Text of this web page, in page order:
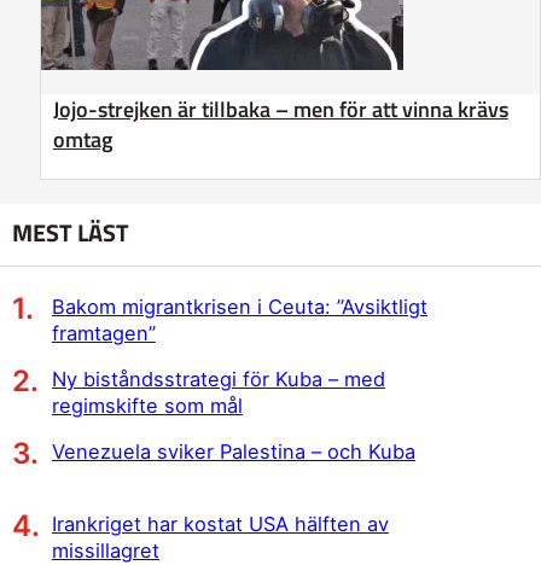
Jojo-strejken är tillbaka – men för att vinna krävs
omtag
MEST LÄST
Bakom migrantkrisen i Ceuta: ”Avsiktligt
framtagen”
Ny biståndsstrategi för Kuba – med
regimskifte som mål
Venezuela sviker Palestina – och Kuba
Irankriget har kostat USA hälften av
missillagret